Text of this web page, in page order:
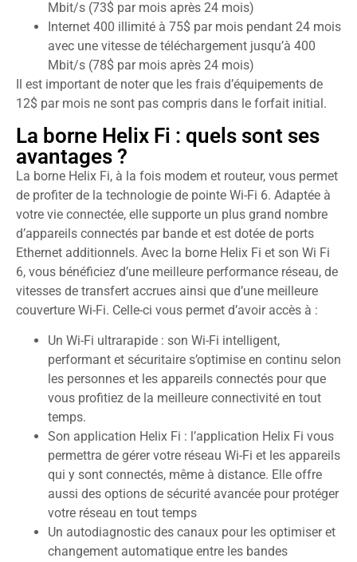
Mbit/s (73$ par mois après 24 mois)
Internet 400 illimité à 75$ par mois pendant 24 mois
avec une vitesse de téléchargement jusqu’à 400
Mbit/s (78$ par mois après 24 mois)
Il est important de noter que les frais d’équipements de
12$ par mois ne sont pas compris dans le forfait initial.
La borne Helix Fi : quels sont ses
avantages ?
La borne Helix Fi, à la fois modem et routeur, vous permet
de profiter de la technologie de pointe Wi-Fi 6. Adaptée à
votre vie connectée, elle supporte un plus grand nombre
d’appareils connectés par bande et est dotée de ports
Ethernet additionnels. Avec la borne Helix Fi et son Wi Fi
6, vous bénéficiez d’une meilleure performance réseau, de
vitesses de transfert accrues ainsi que d’une meilleure
couverture Wi-Fi. Celle-ci vous permet d’avoir accès à :
Un Wi-Fi ultrarapide : son Wi-Fi intelligent,
performant et sécuritaire s’optimise en continu selon
les personnes et les appareils connectés pour que
vous profitiez de la meilleure connectivité en tout
temps.
Son application Helix Fi : l’application Helix Fi vous
permettra de gérer votre réseau Wi-Fi et les appareils
qui y sont connectés, même à distance. Elle offre
aussi des options de sécurité avancée pour protéger
votre réseau en tout temps
Un autodiagnostic des canaux pour les optimiser et
changement automatique entre les bandes